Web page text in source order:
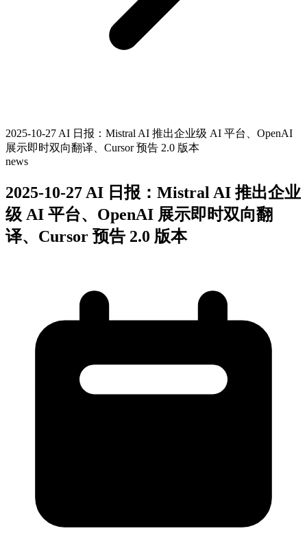
2025-10-27 AI 日报：Mistral AI 推出企业级 AI 平台、OpenAI
展示即时双向翻译、Cursor 预告 2.0 版本
news
2025-10-27 AI 日报：Mistral AI 推出企业
级 AI 平台、OpenAI 展示即时双向翻
译、Cursor 预告 2.0 版本